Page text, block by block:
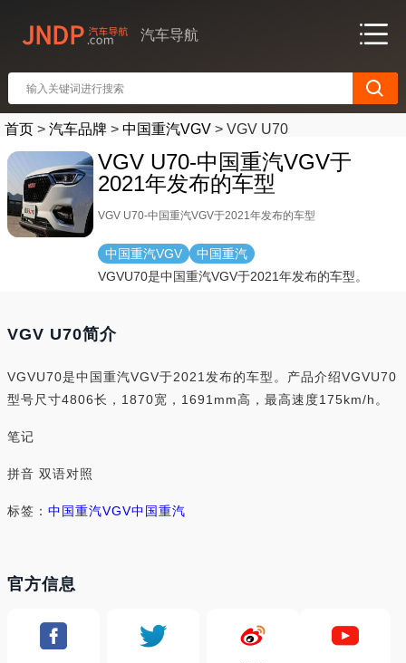
汽车导航
首页 > 汽车品牌 > 中国重汽VGV > VGV U70
VGV U70-中国重汽VGV于
2021年发布的车型
VGV U70-中国重汽VGV于2021年发布的车型
中国重汽VGV
中国重汽
VGVU70是中国重汽VGV于2021年发布的车型。
VGV U70简介
VGVU70是中国重汽VGV于2021发布的车型。产品介绍VGVU70
型号尺寸4806长，1870宽，1691mm高，最高速度175km/h。
笔记
拼音 双语对照
标签： 中国重汽VGV中国重汽
官方信息